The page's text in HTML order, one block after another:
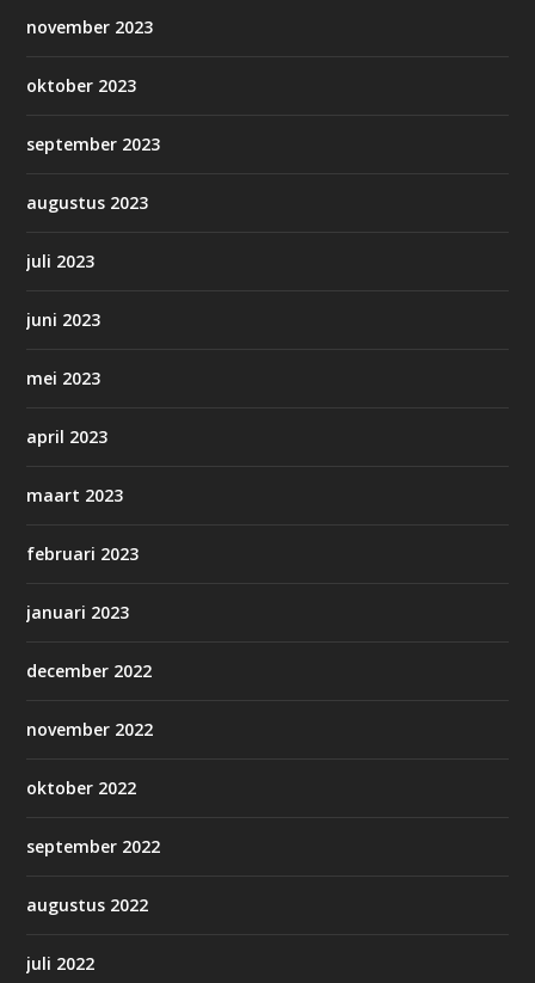
november 2023
oktober 2023
september 2023
augustus 2023
juli 2023
juni 2023
mei 2023
april 2023
maart 2023
februari 2023
januari 2023
december 2022
november 2022
oktober 2022
september 2022
augustus 2022
juli 2022